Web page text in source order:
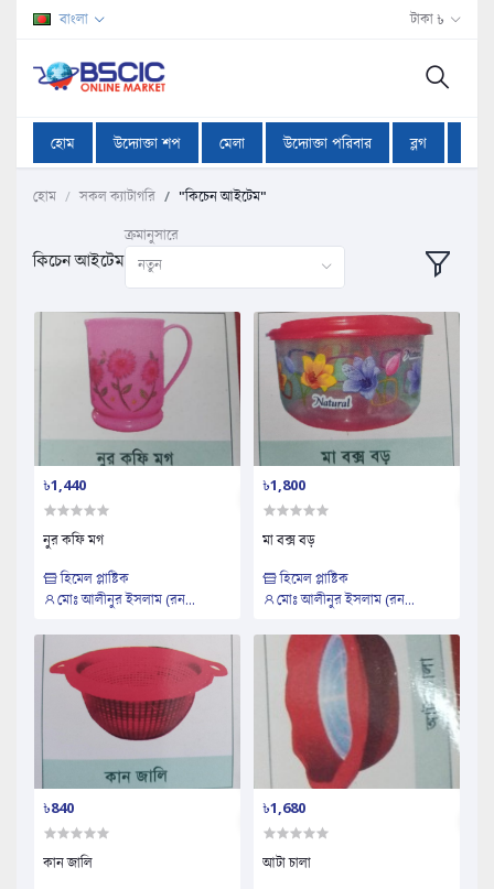
বাংলা টাকা ৳
হোম উদ্যোক্তা শপ মেলা উদ্যোক্তা পরিবার ব্লগ
হোম সকল ক্যাটাগরি "কিচেন আইটেম"
কিচেন আইটেম
ক্রমানুসারে
নতুন
৳1,440
নুর কফি মগ
হিমেল প্লাষ্টিক
মোঃ আলীনুর ইসলাম (রন...
৳1,800
মা বক্স বড়
হিমেল প্লাষ্টিক
মোঃ আলীনুর ইসলাম (রন...
৳840
কান জালি
৳1,680
আটা চালা